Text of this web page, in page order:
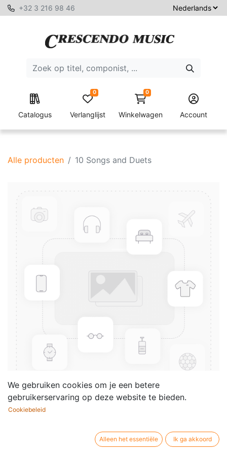
+32 3 216 98 46
Catalogus Verlanglijst
0 0
Winkelwagen Account
Alle producten 10 Songs and Duets
10 Songs and Duets
Camille Saint-Saens
We gebruiken cookies om je een betere
gebruikerservaring op deze website te bieden.
Cookiebeleid
Alleen het essentiële Ik ga akkoord